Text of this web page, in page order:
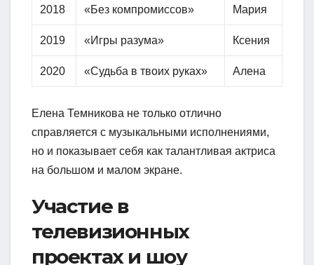
2018 «Без компромиссов» Мария
2019 «Игры разума» Ксения
2020 «Судьба в твоих руках» Алена
Елена Темникова не только отлично
справляется с музыкальными исполнениями,
но и показывает себя как талантливая актриса
на большом и малом экране.
Участие в
телевизионных
проектах и шоу